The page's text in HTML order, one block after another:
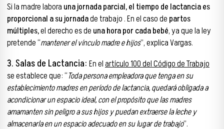
Si la madre labora una jornada parcial, el tiempo de lactancia es
proporcional a su jornadade trabajo . En el caso de partos
múltiples,el derecho es de una hora por cada bebé, ya que la ley
pretende “mantener el vínculo madre e hijos”, explica Vargas.
3. Salas de Lactancia: En elartículo 100 del Código de Trabajo
se establece que: “Toda persona empleadora que tenga en su
establecimiento madres en período de lactancia, quedará obligada a
acondicionar un espacio ideal, con el propósito que las madres
amamanten sin peligro a sus hijos y puedan extraerse la leche y
almacenarla en un espacio adecuado en su lugar de trabajo”.